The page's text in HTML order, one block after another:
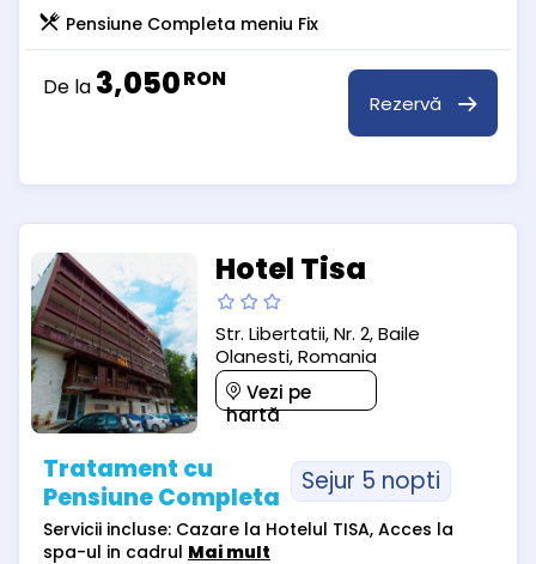
Pensiune Completa meniu Fix
De la 3,050RON
Rezervă
Hotel Tisa
Str. Libertatii, Nr. 2, Baile
Olanesti, Romania
Vezi pe
hartă
Tratament cu
Pensiune Completa
Sejur 5 nopti
Servicii incluse: Cazare la Hotelul TISA, Acces la
spa-ul in cadrul Mai mult